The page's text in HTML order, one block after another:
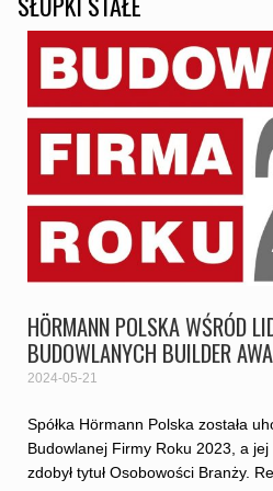
HÖRMANN POLSKA WŚRÓD
BUDOWLANYCH BUILDER
2024-05-21
Spółka Hörmann Polska została
Budowlanej Firmy Roku 2023, a jej
zdobył tytuł Osobowości Branży.